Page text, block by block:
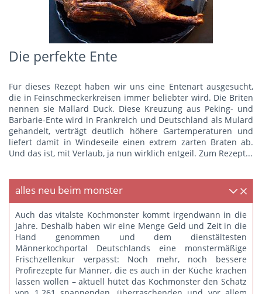
Die perfekte Ente
Für dieses Rezept haben wir uns eine Entenart ausgesucht,
die in Feinschmeckerkreisen immer beliebter wird. Die Briten
nennen sie Mallard Duck. Diese Kreuzung aus Peking- und
Barbarie-Ente wird in Frankreich und Deutschland als Mulard
gehandelt, verträgt deutlich höhere Gartemperaturen und
liefert damit in Windeseile einen extrem zarten Braten ab.
Und das ist, mit Verlaub, ja nun wirklich entgeil. Zum Rezept...
alles neu beim monster
Auch das vitalste Kochmonster kommt irgendwann in die
Jahre. Deshalb haben wir eine Menge Geld und Zeit in die
Hand genommen und dem dienstältesten
Männerkochportal Deutschlands eine monstermäßige
Frischzellenkur verpasst: Noch mehr, noch bessere
Profirezepte für Männer, die es auch in der Küche krachen
lassen wollen – aktuell hütet das Kochmonster den Schatz